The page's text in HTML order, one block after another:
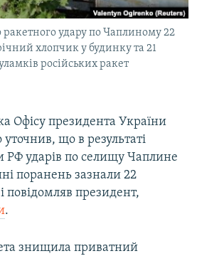
ракетного удару по Чаплиному 22
хлопчик у будинку та 21
російських ракет
Офісу президента України
що в результаті
РФ ударів по селищу Чаплине
поранень зазнали 22
повідомляв президент,
.
знищила приватний